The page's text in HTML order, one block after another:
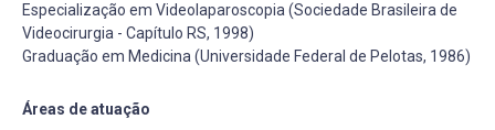
Especialização em Videolaparoscopia (Sociedade Brasileira de
Videocirurgia - Capítulo RS, 1998)
Graduação em Medicina (Universidade Federal de Pelotas, 1986)
Áreas de atuação